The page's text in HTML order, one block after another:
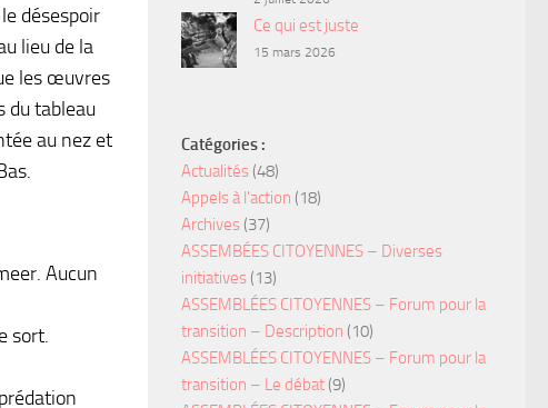
désespoir
lieu de la
les œuvres
du tableau
au nez et
Aucun
sort.
Ce qui est juste
15 mars 2026
Catégories :
Actualités (48)
Appels à l'action (18)
Archives (37)
ASSEMBÉES CITOYENNES – Diverses
initiatives (13)
ASSEMBLÉES CITOYENNES – Forum pour la
transition – Description (10)
ASSEMBLÉES CITOYENNES – Forum pour la
transition – Le débat (9)